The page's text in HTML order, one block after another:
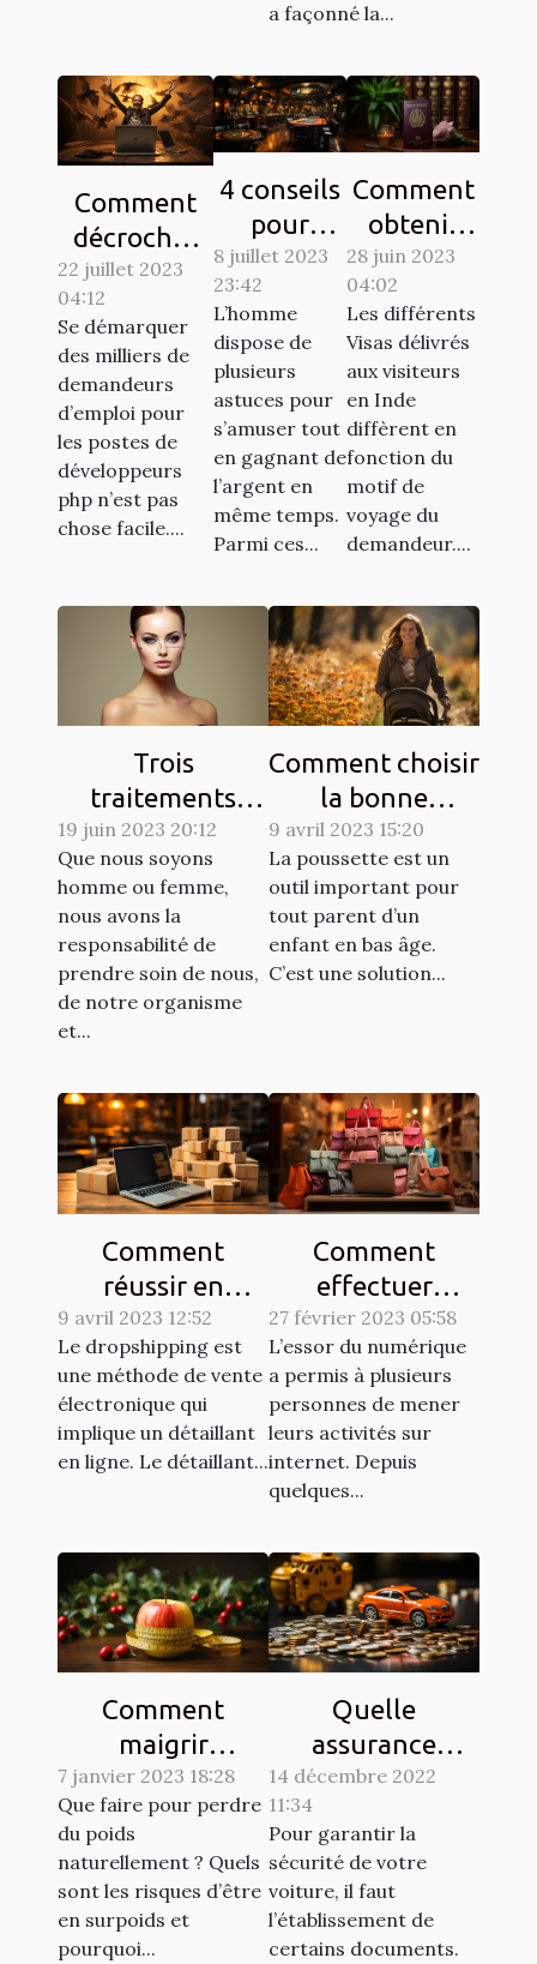
a façonné la...
Comment
décrocher
son emploi
de rêve en
tant que
développeur
PHP ?
22 juillet 2023
04:12
Se démarquer
des milliers de
demandeurs
d’emploi pour
les postes de
développeurs
php n’est pas
chose facile....
4 conseils
pour
gagner au
jeu de
casino
aviator
8 juillet 2023
23:42
L’homme
dispose de
plusieurs
astuces pour
s’amuser tout
en gagnant de
l’argent en
même temps.
Parmi ces...
Comment
obtenir
son visa
pour
l’inde ?
28 juin 2023
04:02
Les différents
Visas délivrés
aux visiteurs
en Inde
diffèrent en
fonction du
motif de
voyage du
demandeur....
Trois
traitements
dermatologiques
pour améliorer
l'apparence de
votre peau
19 juin 2023 20:12
Que nous soyons
homme ou femme,
nous avons la
responsabilité de
prendre soin de nous,
de notre organisme
et...
Comment choisir
la bonne
poussette pour
un enfant ?
9 avril 2023 15:20
La poussette est un
outil important pour
tout parent d’un
enfant en bas âge.
C’est une solution...
Comment
réussir en
dropshipping ?
9 avril 2023 12:52
Le dropshipping est
une méthode de vente
électronique qui
implique un détaillant
en ligne. Le détaillant...
Comment
effectuer
efficacement
des achats en
ligne ?
27 février 2023 05:58
L’essor du numérique
a permis à plusieurs
personnes de mener
leurs activités sur
internet. Depuis
quelques...
Comment
maigrir
naturellement ?
7 janvier 2023 18:28
Que faire pour perdre
du poids
naturellement ? Quels
sont les risques d’être
en surpoids et
pourquoi...
Quelle
assurance
choisir pour son
14 décembre 2022
11:34
Pour garantir la
sécurité de votre
voiture, il faut
l’établissement de
certains documents.